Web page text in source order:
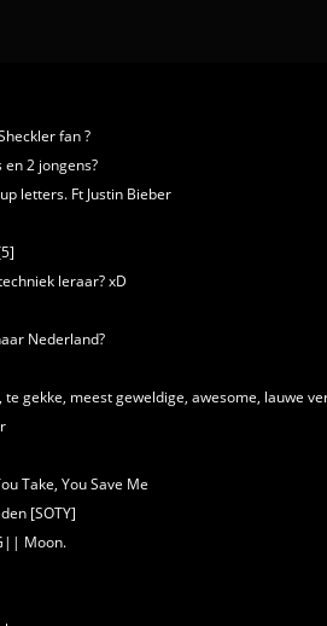
fan ?
2 jongens?
letters. Ft Justin Bieber
leraar? xD
Nederland?
gekke, meest geweldige, awesome, lauwe
Take, You Save Me
[SOTY]
Moon.